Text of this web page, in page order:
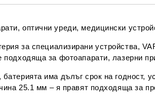
оптични уреди, медицински
за специализирани устройства,
подходяща за фотоапарати, лазерни
, батерията има дълъг срок на годност,
25.1 мм – я правят подходяща за